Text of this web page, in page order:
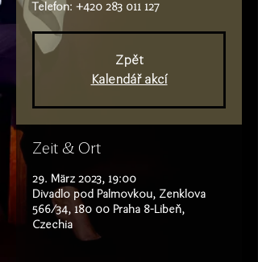
Telefon: +420 283 011 127
Zpět
Kalendář akcí
Zeit & Ort
29. März 2023, 19:00
Divadlo pod Palmovkou, Zenklova
566/34, 180 00 Praha 8-Libeň,
Czechia